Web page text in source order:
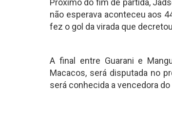
não esperava aconteceu aos
fez o gol da virada que
A final entre Guarani e
Macacos, será disputada no
será conhecida a vencedora